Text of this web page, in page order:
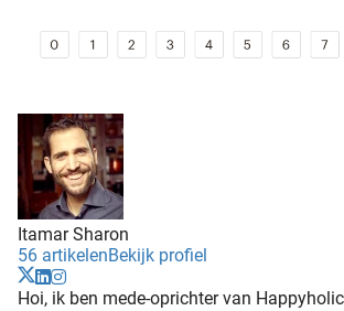
Itamar Sharon
56 artikelenBekijk profiel
Hoi, ik ben mede-oprichter van